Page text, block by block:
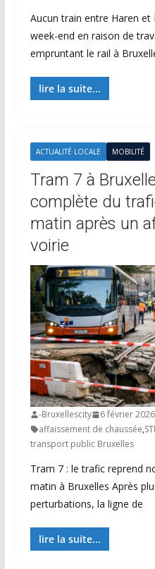
Aucun train entre Haren
week-end en raison de
empruntant le rail à
lire la suite...
ACTUALITÉ LOCALE MOBILITÉ
Tram 7 à
complète du
matin après un
voirie
-Bruxellescity 6 février 2026
affaissement de chaussée,
transport public Bruxelles
Tram 7 : le trafic reprend
matin à Bruxelles Après
perturbations, la ligne de
lire la suite...